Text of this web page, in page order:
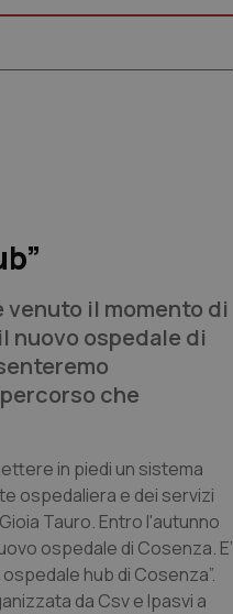
venuto il momento di
nuovo ospedale di
che
in piedi un sistema
ospedaliera e dei servizi
Tauro. Entro l'autunno
ospedale di Cosenza. E’
hub di Cosenza”.
da Csv e Ipasvi a